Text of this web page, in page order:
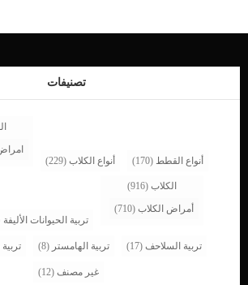
تصنيفات
أنواع القطط (170) أنواع الكلاب (229)
الكلاب (916)
أمراض الكلاب (710)
تربية الحيوانات
تربية السلاحف (17) تربية الهامستر (8)
غير مصنف (12)